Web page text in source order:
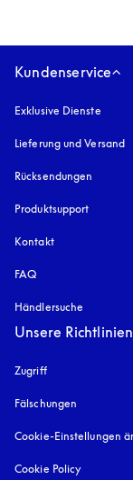
Kundenservice
Exklusive Dienste
Lieferung und Versand
Rücksendungen
Produktsupport
Kontakt
FAQ
Händlersuche
Unsere Richtlinien
Zugrifföffnet sich in
Fälschungen
Cookie-Einstellungen
Cookie Policy